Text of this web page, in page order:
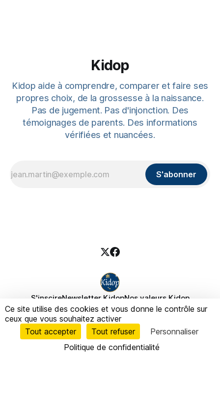
Kidop
Kidop aide à comprendre, comparer et faire ses
propres choix, de la grossesse à la naissance.
Pas de jugement. Pas d'injonction. Des
témoignages de parents. Des informations
vérifiées et nuancées.
S'abonner
S'inscireNewsletter KidopNos valeurs Kidop
Fondatrice KidopPolitique de confidentialité
Politique des cookiesMentions légales
Ce site utilise des cookies et vous donne le contrôle sur
ceux que vous souhaitez activer
Tout accepter
Tout refuser
Personnaliser
Politique de confidentialité